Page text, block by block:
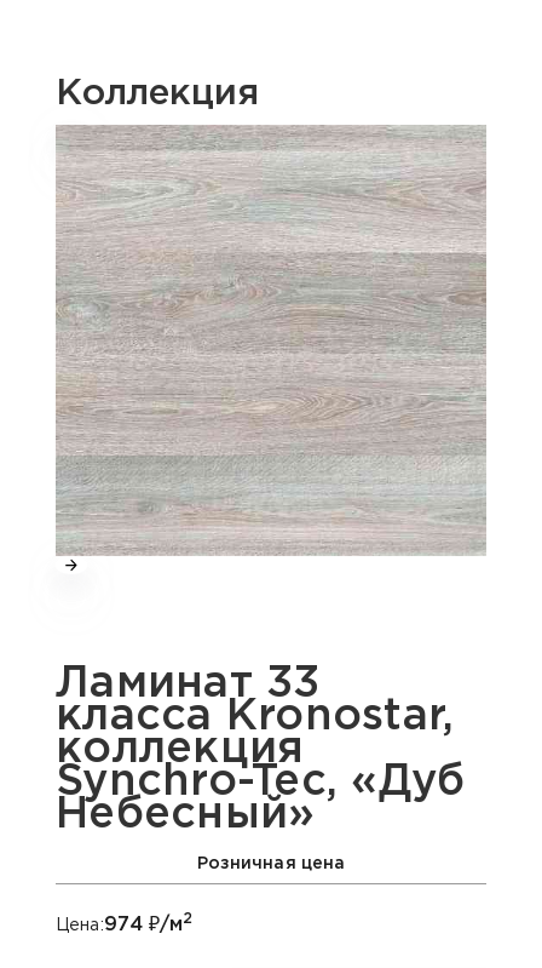
Коллекция
Ламинат 33
класса Kronostar,
коллекция
Synchro-Tec, «Дуб
Небесный»
Розничная цена
Цена:974 ₽/м2